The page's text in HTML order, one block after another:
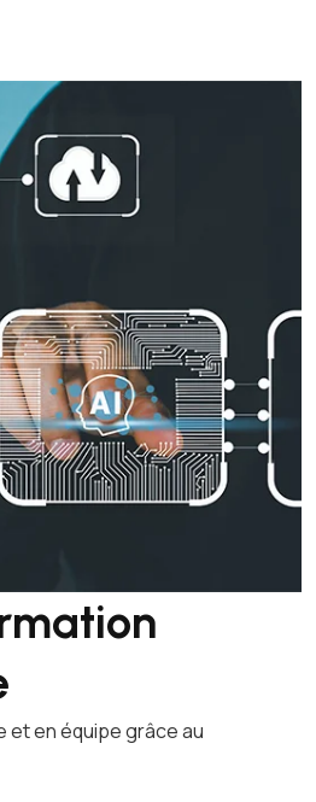
et en équipe grâce au